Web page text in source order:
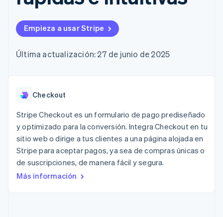
Authorization
Boost
Optimizaciones
de aceptación
Link
compra
Recognition
contable
Stripe Sigma
Informes
Data Pipeline
de datos
Más
Product roadmap
Ver lo que viene
Radar
Prevención de fraude
Atlas
Gestión del dinero
SaaS
Juegos
Hostelería, viajes y ocio
Seguros
Medios de
comunicación y
entretenimiento
Organizaciones sin
Servicios
Gestionar
Ofrecer cobro por
consumo
respaldadas por
monedas estables
servicios con agentes
Recursos
Integraciones de
aplicaciones
Ejemplos de código
Blog de
desarrolladores
Empresa
Hoja de ruta del
producto
Sessions
Empleos
Stripe Press
Contacto
Contacta con ventas
Conviértete en socio
Empieza a usar Stripe
Última actualización: 27 de junio de 2025
Checkout
Stripe Checkout es un formulario de pago prediseñado
y optimizado para la conversión. Integra Checkout en tu
sitio web o dirige a tus clientes a una página alojada en
Stripe para aceptar pagos, ya sea de compras únicas o
de suscripciones, de manera fácil y segura.
Más información